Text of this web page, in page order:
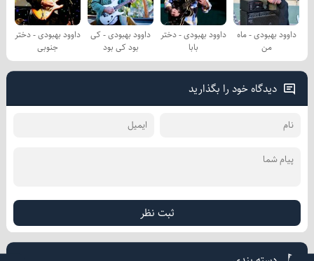
داوود بهبودی - ماه
من
داوود بهبودی - دختر
بابا
داوود بهبودی - کی
بود کی بود
داوود بهبودی - دختر
جنوبی
دیدگاه خود را بگذارید
ثبت نظر